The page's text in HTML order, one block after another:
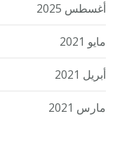
أغسطس 2025
مايو 2021
أبريل 2021
مارس 2021